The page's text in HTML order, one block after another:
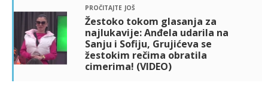
pročitajte još
Žestoko tokom glasanja za
najlukavije: Anđela udarila na
Sanju i Sofiju, Grujićeva se
žestokim rečima obratila
cimerima! (VIDEO)